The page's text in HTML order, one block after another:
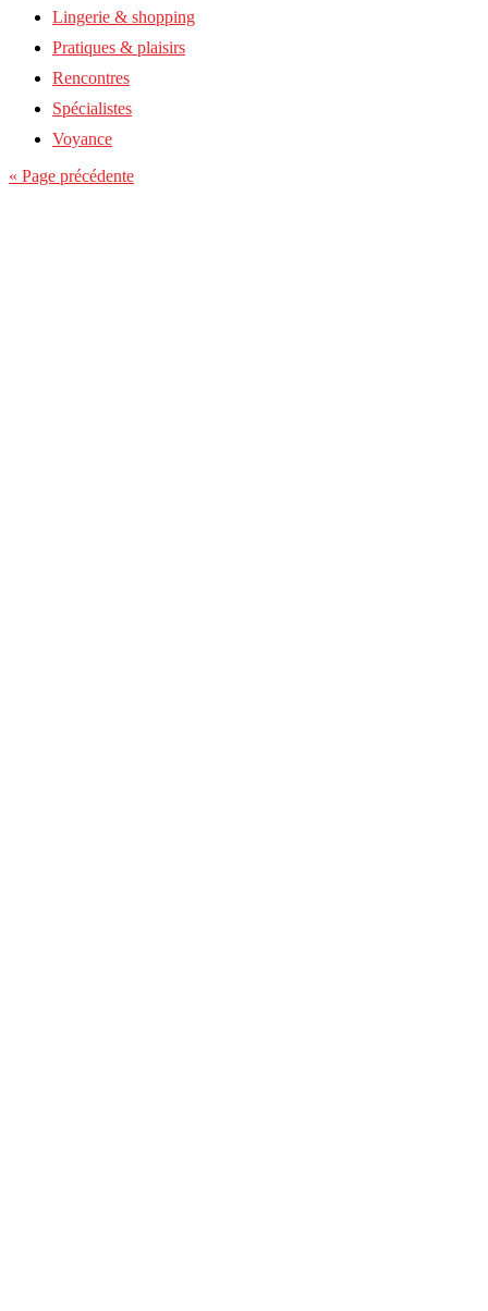
Lingerie & shopping
Pratiques & plaisirs
Rencontres
Spécialistes
Voyance
« Page précédente